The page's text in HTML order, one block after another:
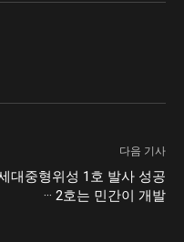
다음 기사
대중형위성 1호 발사 성공
··· 2호는 민간이 개발